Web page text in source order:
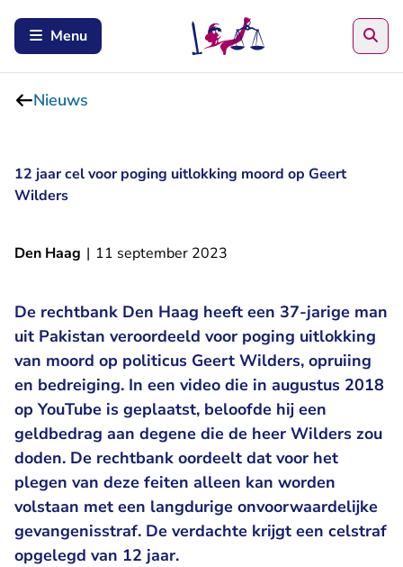
Menu
Nieuws
12 jaar cel voor poging uitlokking moord op Geert
Wilders
Den Haag | 11 september 2023
De rechtbank Den Haag heeft een 37-jarige man
uit Pakistan veroordeeld voor poging uitlokking
van moord op politicus Geert Wilders, opruiing
en bedreiging. In een video die in augustus 2018
op YouTube is geplaatst, beloofde hij een
geldbedrag aan degene die de heer Wilders zou
doden. De rechtbank oordeelt dat voor het
plegen van deze feiten alleen kan worden
volstaan met een langdurige onvoorwaardelijke
gevangenisstraf. De verdachte krijgt een celstraf
opgelegd van 12 jaar.